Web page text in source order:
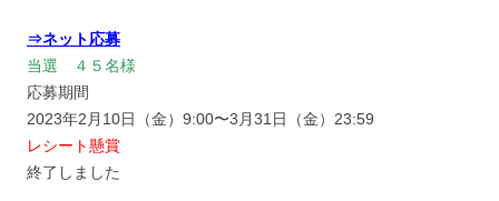
⇒ネット応募
当選 ４５名様
応募期間
2023年2月10日（金）9:00〜3月31日（金）23:59
レシート懸賞
終了しました